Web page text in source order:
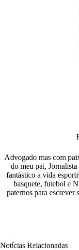
Advogado mas com
do meu pai,
fantástico a vida
basquete, futebol e
paternos para escrever
Notícias Relacionadas